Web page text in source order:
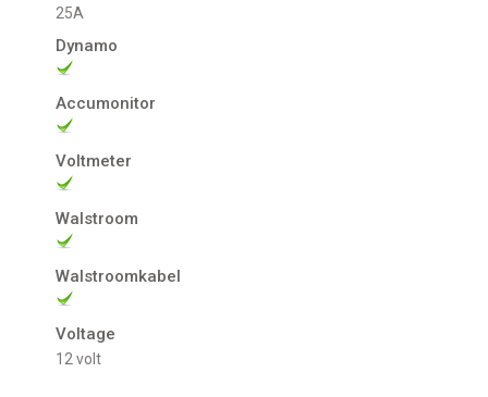
25A
Dynamo
Accumonitor
Voltmeter
Walstroom
Walstroomkabel
Voltage
12 volt